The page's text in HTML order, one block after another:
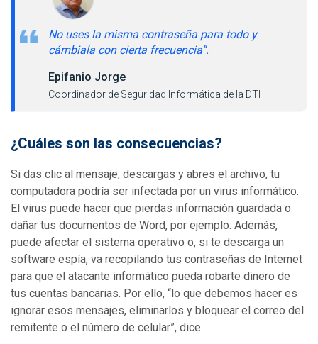
No uses la misma contraseña para todo y
cámbiala con cierta frecuencia”.
Epifanio Jorge
Coordinador de Seguridad Informática de la DTI
¿Cuáles son las consecuencias?
Si das clic al mensaje, descargas y abres el archivo, tu
computadora podría ser infectada por un virus informático.
El virus puede hacer que pierdas información guardada o
dañar tus documentos de Word, por ejemplo. Además,
puede afectar el sistema operativo o, si te descarga un
software espía, va recopilando tus contraseñas de Internet
para que el atacante informático pueda robarte dinero de
tus cuentas bancarias. Por ello, “lo que debemos hacer es
ignorar esos mensajes, eliminarlos y bloquear el correo del
remitente o el número de celular”, dice.